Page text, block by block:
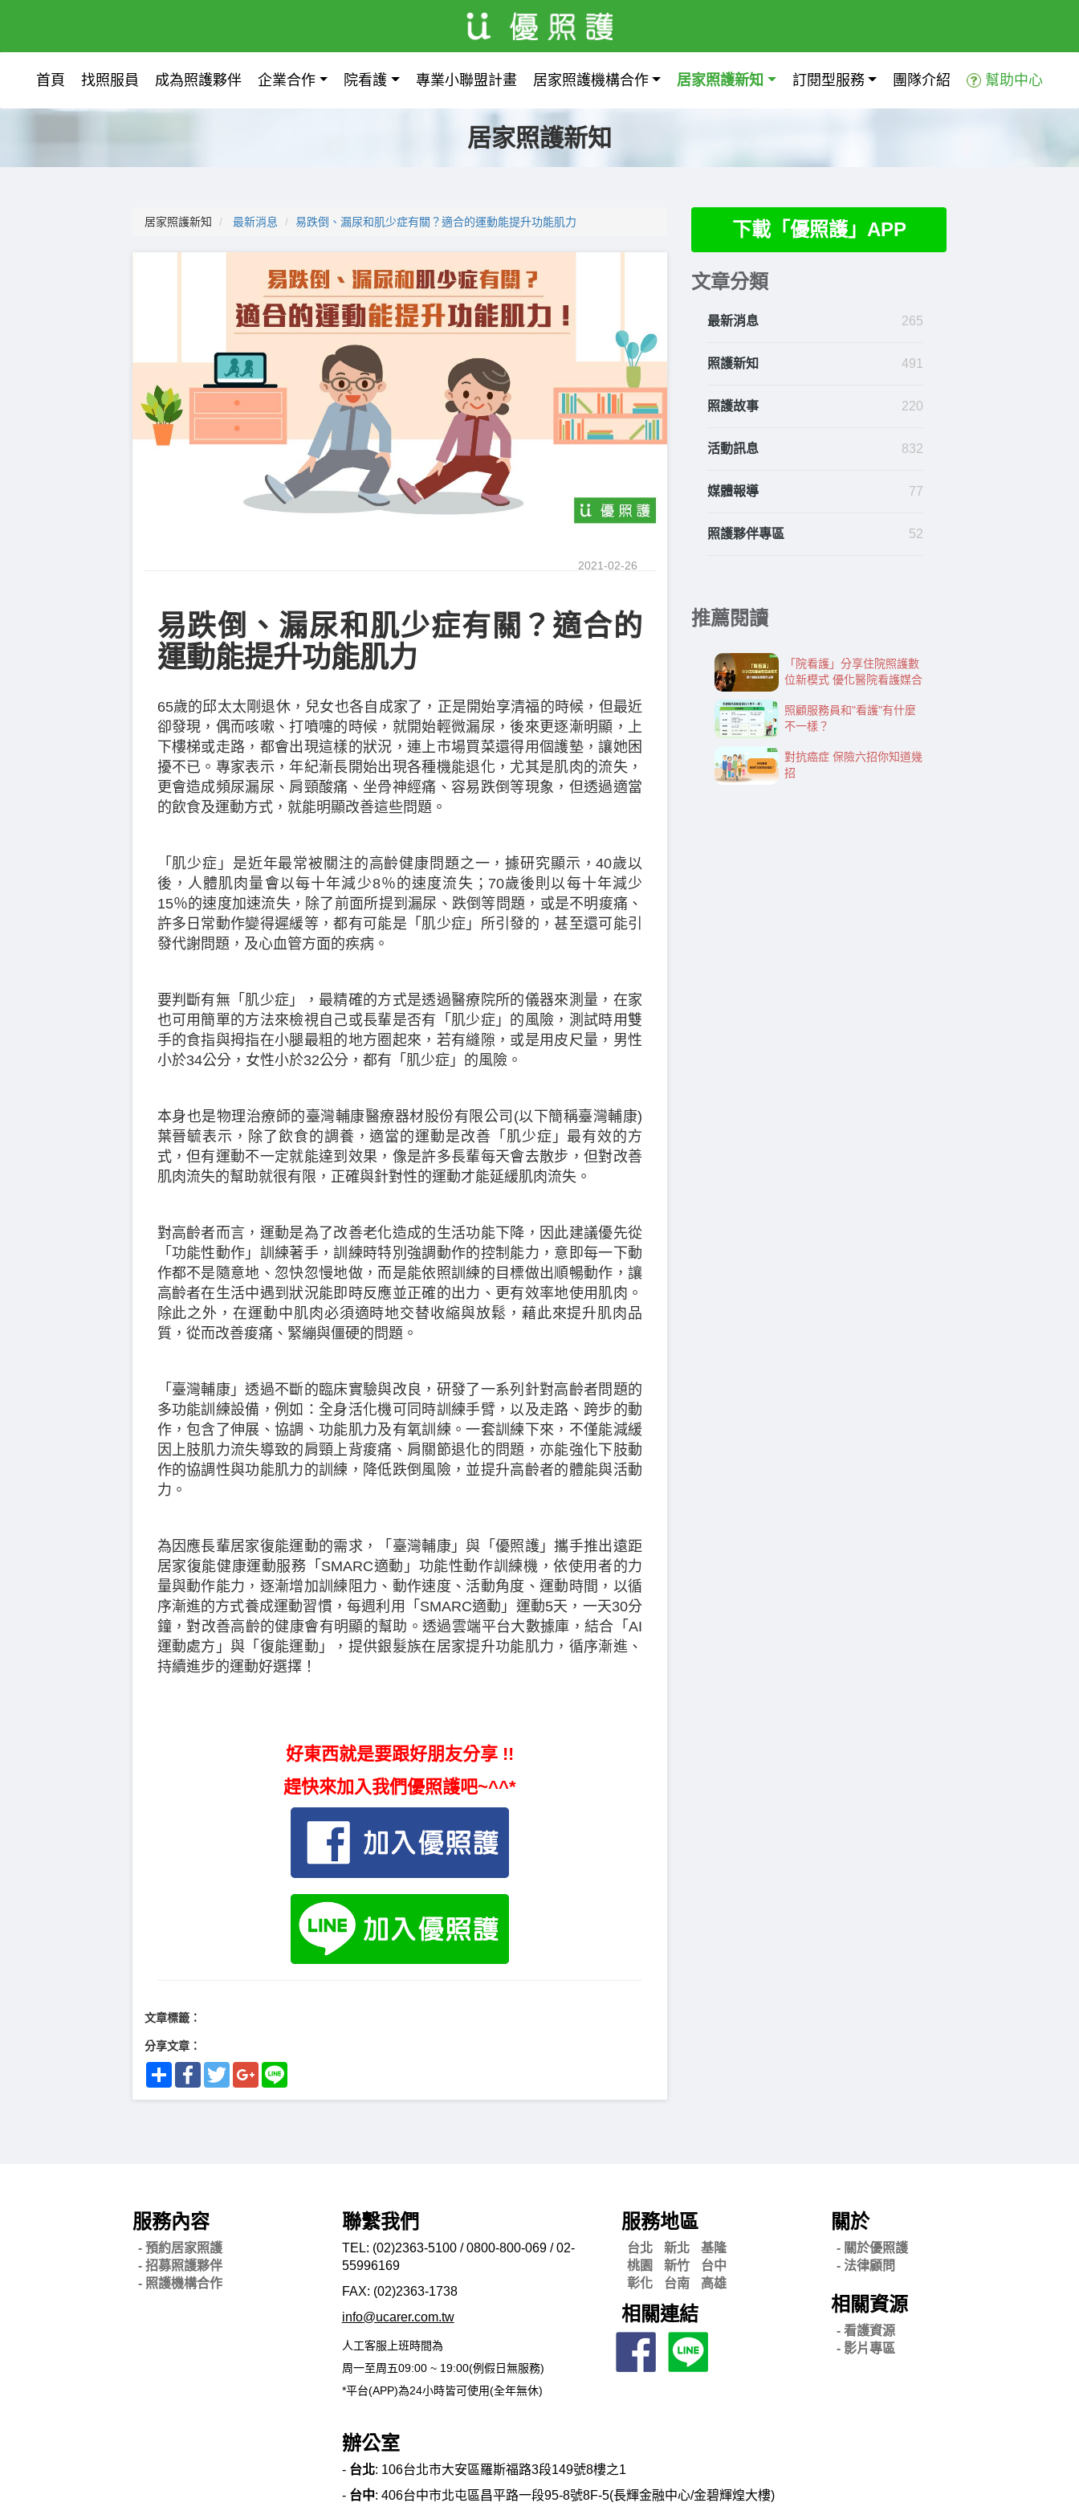
首頁 找照服員 成為照護夥伴 企業合作 院看護 專業小聯盟計畫 居家照護機構合作 居家照護新知 訂閱型服務 團隊介紹 幫助中心
居家照護新知
居家照護新知 最新消息 易跌倒、漏尿和肌少症有關？適合的運動能提升功能肌力
2021-02-26
易跌倒、漏尿和肌少症有關？適合的
運動能提升功能肌力
65歲的邱太太剛退休，兒女也各自成家了，正是開始享清福的時候，但最近
卻發現，偶而咳嗽、打噴嚏的時候，就開始輕微漏尿，後來更逐漸明顯，上
下樓梯或走路，都會出現這樣的狀況，連上市場買菜還得用個護墊，讓她困
擾不已。專家表示，年紀漸長開始出現各種機能退化，尤其是肌肉的流失，
更會造成頻尿漏尿、肩頸酸痛、坐骨神經痛、容易跌倒等現象，但透過適當
的飲食及運動方式，就能明顯改善這些問題。
「肌少症」是近年最常被關注的高齡健康問題之一，據研究顯示，40歲以
後，人體肌肉量會以每十年減少8％的速度流失；70歲後則以每十年減少
15％的速度加速流失，除了前面所提到漏尿、跌倒等問題，或是不明痠痛、
許多日常動作變得遲緩等，都有可能是「肌少症」所引發的，甚至還可能引
發代謝問題，及心血管方面的疾病。
要判斷有無「肌少症」，最精確的方式是透過醫療院所的儀器來測量，在家
也可用簡單的方法來檢視自己或長輩是否有「肌少症」的風險，測試時用雙
手的食指與拇指在小腿最粗的地方圈起來，若有縫隙，或是用皮尺量，男性
小於34公分，女性小於32公分，都有「肌少症」的風險。
本身也是物理治療師的臺灣輔康醫療器材股份有限公司(以下簡稱臺灣輔康)
葉晉毓表示，除了飲食的調養，適當的運動是改善「肌少症」最有效的方
式，但有運動不一定就能達到效果，像是許多長輩每天會去散步，但對改善
肌肉流失的幫助就很有限，正確與針對性的運動才能延緩肌肉流失。
對高齡者而言，運動是為了改善老化造成的生活功能下降，因此建議優先從
「功能性動作」訓練著手，訓練時特別強調動作的控制能力，意即每一下動
作都不是隨意地、忽快忽慢地做，而是能依照訓練的目標做出順暢動作，讓
高齡者在生活中遇到狀況能即時反應並正確的出力、更有效率地使用肌肉。
除此之外，在運動中肌肉必須適時地交替收縮與放鬆，藉此來提升肌肉品
質，從而改善痠痛、緊繃與僵硬的問題。
「臺灣輔康」透過不斷的臨床實驗與改良，研發了一系列針對高齡者問題的
多功能訓練設備，例如：全身活化機可同時訓練手臂，以及走路、跨步的動
作，包含了伸展、協調、功能肌力及有氧訓練。一套訓練下來，不僅能減緩
因上肢肌力流失導致的肩頸上背痠痛、肩關節退化的問題，亦能強化下肢動
作的協調性與功能肌力的訓練，降低跌倒風險，並提升高齡者的體能與活動
力。
為因應長輩居家復能運動的需求，「臺灣輔康」與「優照護」攜手推出遠距
居家復能健康運動服務「SMARC適動」功能性動作訓練機，依使用者的力
量與動作能力，逐漸增加訓練阻力、動作速度、活動角度、運動時間，以循
序漸進的方式養成運動習慣，每週利用「SMARC適動」運動5天，一天30分
鐘，對改善高齡的健康會有明顯的幫助。透過雲端平台大數據庫，結合「AI
運動處方」與「復能運動」，提供銀髮族在居家提升功能肌力，循序漸進、
持續進步的運動好選擇！
好東西就是要跟好朋友分享 !!
趕快來加入我們優照護吧~^^*
文章標籤：
分享文章：
ShareFacebookTwitterGoogle+Line
下載「優照護」APP
文章分類
最新消息 265
照護新知 491
照護故事 220
活動訊息 832
媒體報導 77
照護夥伴專區 52
推薦閱讀
「院看護」分享住院照護數
位新模式 優化醫院看護媒合
照顧服務員和"看護"有什麼
不一樣？
對抗癌症 保險六招你知道幾
招
服務內容
- 預約居家照護
- 招募照護夥伴
- 照護機構合作
聯繫我們
TEL: (02)2363-5100 / 0800-800-069 / 02-
55996169
FAX: (02)2363-1738
info@ucarer.com.tw
人工客服上班時間為
周一至周五09:00 ~ 19:00(例假日無服務)
*平台(APP)為24小時皆可使用(全年無休)
服務地區
台北 新北
基隆
桃園
新竹
台中
彰化
台南 高雄
相關連結
關於
- 關於優照護
-法律顧問
相關資源
- 看護資源
- 影片專區
辦公室
- 台北: 106台北市大安區羅斯福路3段149號8樓之1
- 台中: 406台中市北屯區昌平路一段95-8號8F-5(長輝金融中心/金碧輝煌大樓)